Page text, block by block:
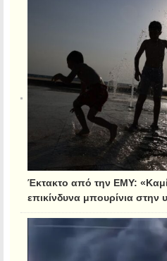
Έκτακτο από την ΕΜΥ:
επικίνδυνα μπουρίνια στην